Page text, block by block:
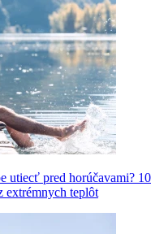
utiecť pred horúčavami? 10
extrémnych teplôt